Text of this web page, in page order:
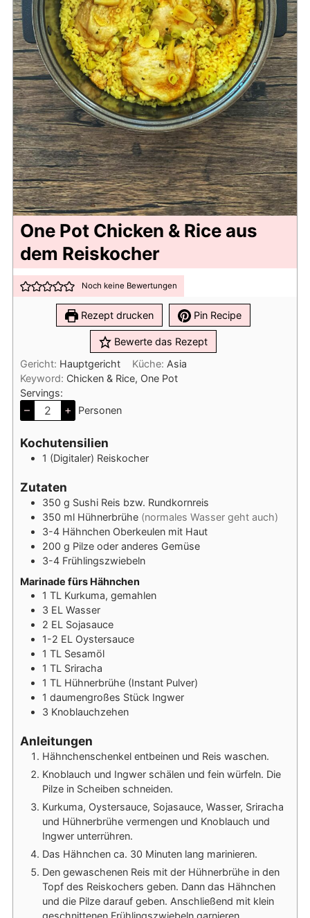
One Pot Chicken & Rice aus
dem Reiskocher
Noch keine Bewertungen
Rezept drucken Pin Recipe
Bewerte das Rezept
Gericht: Hauptgericht Küche: Asia
Keyword: Chicken & Rice, One Pot
Servings:
– + Personen
Kochutensilien
1 (Digitaler) Reiskocher
Zutaten
350 g Sushi Reis bzw. Rundkornreis
350 ml Hühnerbrühe (normales Wasser geht auch)
3-4 Hähnchen Oberkeulen mit Haut
200 g Pilze oder anderes Gemüse
3-4 Frühlingszwiebeln
Marinade fürs Hähnchen
1 TL Kurkuma, gemahlen
3 EL Wasser
2 EL Sojasauce
1-2 EL Oystersauce
1 TL Sesamöl
1 TL Sriracha
1 TL Hühnerbrühe (Instant Pulver)
1 daumengroßes Stück Ingwer
3 Knoblauchzehen
Anleitungen
Hähnchenschenkel entbeinen und Reis waschen.
Knoblauch und Ingwer schälen und fein würfeln. Die
Pilze in Scheiben schneiden.
Kurkuma, Oystersauce, Sojasauce, Wasser, Sriracha
und Hühnerbrühe vermengen und Knoblauch und
Ingwer unterrühren.
Das Hähnchen ca. 30 Minuten lang marinieren.
Den gewaschenen Reis mit der Hühnerbrühe in den
Topf des Reiskochers geben. Dann das Hähnchen
und die Pilze darauf geben. Anschließend mit klein
geschnittenen Frühlingszwiebeln garnieren.